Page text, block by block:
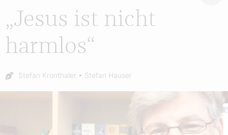
„Jesus ist nicht
harmlos“
Autor:
Stefan Kronthaler Stefan Hauser